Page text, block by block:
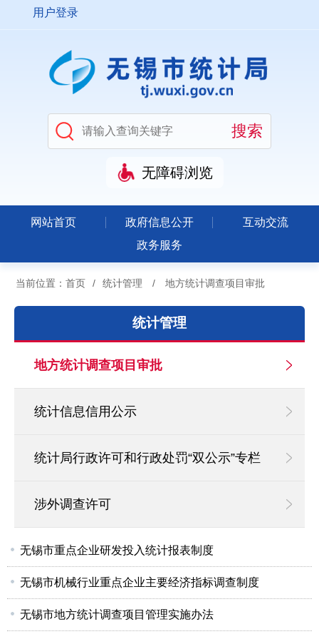
用户登录
无障碍浏览
网站首页 政府信息公开
互动交流
政务服务
当前位置： 首页 / 统计管理 / 地方统计调查项目审批
统计管理
地方统计调查项目审批
统计信息信用公示
统计局行政许可和行政处罚“双公示”专栏
涉外调查许可
无锡市重点企业研发投入统计报表制度
无锡市机械行业重点企业主要经济指标调查制度
无锡市地方统计调查项目管理实施办法